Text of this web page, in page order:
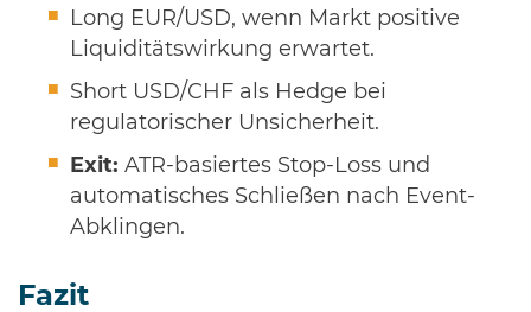
Long EUR/USD, wenn Markt positive
Liquiditätswirkung erwartet.
Short USD/CHF als Hedge bei
regulatorischer Unsicherheit.
Exit: ATR-basiertes Stop-Loss und
automatisches Schließen nach Event-
Abklingen.
Fazit